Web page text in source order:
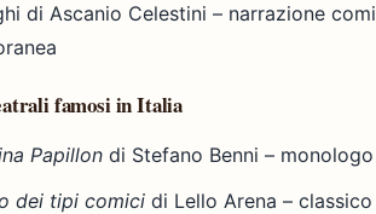
di Ascanio Celestini – narrazione
famosi in Italia
Papillon di Stefano Benni –
dei tipi comici di Lello Arena –